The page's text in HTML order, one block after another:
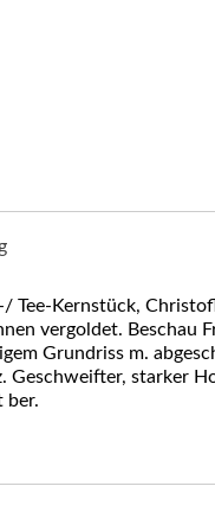
Tee-Kernstück,
vergoldet. Beschau
Grundriss m.
Geschweifter, starker
ber.